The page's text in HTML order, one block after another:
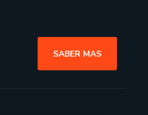
SABER MAS